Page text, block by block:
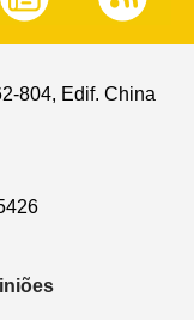
804, Edif. China